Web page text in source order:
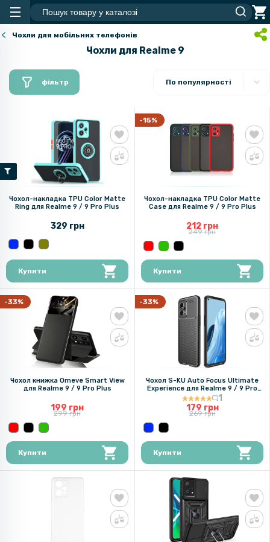
Чохли для мобільних телефонів
Чохли для Realme 9
фільтр По популярності
Чохол-накладка TPU Color Matte
Ring для Realme 9 / 9 Pro Plus
329 грн
Купити
-15%
Чохол-накладка TPU Color Matte
Case для Realme 9 / 9 Pro Plus
212 грн
249 грн
Купити
-33%
Чохол книжка Omeve Smart View
для Realme 9 / 9 Pro Plus
199 грн
299 грн
Купити
-33%
Чохол S-KU Auto Focus Ultimate
Experience для Realme 9 / 9 Pro
Plus
1
179 грн
269 грн
Купити